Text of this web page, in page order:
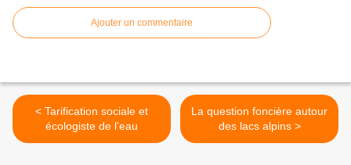
Ajouter un commentaire
< Tarification sociale et
écologiste de l'eau
La question foncière autour
des lacs alpins >